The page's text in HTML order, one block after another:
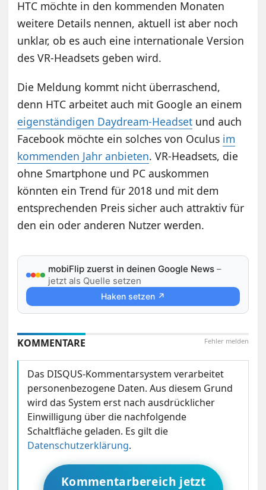
HTC möchte in den kommenden Monaten
weitere Details nennen, aktuell ist aber noch
unklar, ob es auch eine internationale Version
des VR-Headsets geben wird.
Die Meldung kommt nicht überraschend,
denn HTC arbeitet auch mit Google an einem
eigenständigen Daydream-Headset und auch
Facebook möchte ein solches von Oculus im
kommenden Jahr anbieten. VR-Headsets, die
ohne Smartphone und PC auskommen
könnten ein Trend für 2018 und mit dem
entsprechenden Preis sicher auch attraktiv für
den ein oder anderen Nutzer werden.
mobiFlip zuerst in deinen Google News –
jetzt als Quelle setzen
Haken setzen ↗
Fehler melden
KOMMENTARE
Das DISQUS-Kommentarsystem verarbeitet
personenbezogene Daten. Aus diesem Grund
wird das System erst nach ausdrücklicher
Einwilligung über die nachfolgende
Schaltfläche geladen. Es gilt die
Datenschutzerklärung.
Kommentarbereich jetzt